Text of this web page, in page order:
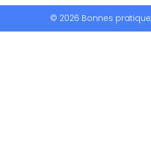
© 2026 Bonnes